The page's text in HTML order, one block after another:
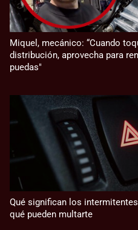
Miquel, mecánico: “Cuando
distribución, aprovecha para
puedas"
Qué significan los
qué pueden multarte